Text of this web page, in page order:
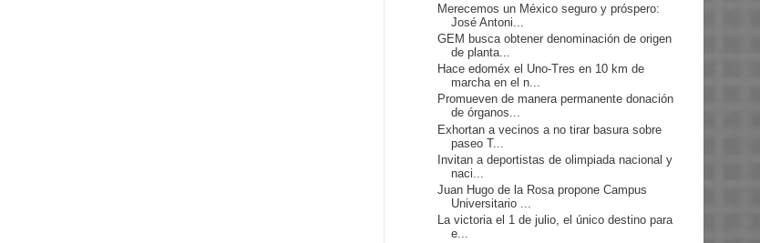
Merecemos un México seguro y próspero:
José Antoni...
GEM busca obtener denominación de origen
de planta...
Hace edoméx el Uno-Tres en 10 km de
marcha en el n...
Promueven de manera permanente donación
de órganos...
Exhortan a vecinos a no tirar basura sobre
paseo T...
Invitan a deportistas de olimpiada nacional y
naci...
Juan Hugo de la Rosa propone Campus
Universitario ...
La victoria el 1 de julio, el único destino para
e...